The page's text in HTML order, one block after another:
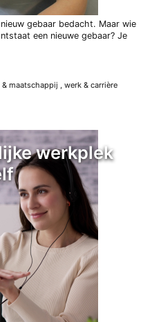
gebaar bedacht. Maar wie
een nieuwe gebaar? Je
maatschappij werk & carrière
werkplek